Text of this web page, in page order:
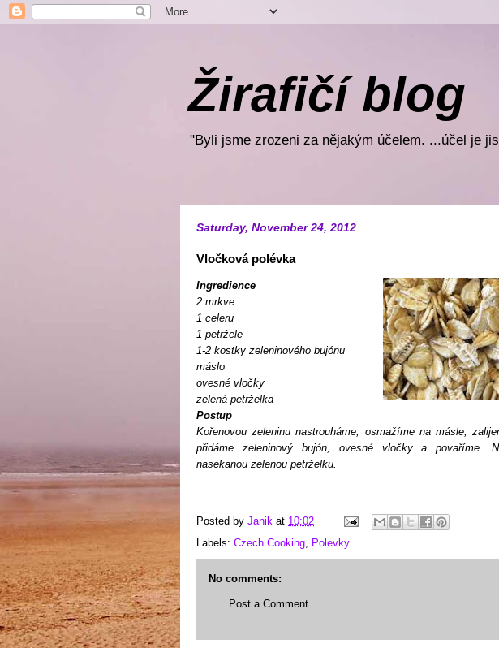
Žirafičí blog
"Byli jsme zrozeni za nějakým účelem. ...účel je
Saturday, November 24, 2012
Vločková polévka
Ingredience
2 mrkve
1 celeru
1 petržele
1-2 kostky zeleninového bujónu
máslo
ovesné vločky
zelená petrželka
Postup
Kořenovou zeleninu nastrouháme, osmažíme na másle,
přidáme zeleninový bujón, ovesné vločky a povaříme.
nasekanou zelenou petrželku.
Posted by Janik at 10:02
Labels: Czech Cooking, Polevky
No comments:
Post a Comment